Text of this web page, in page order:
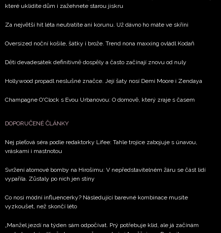
které uklidíte dům i zažehnete starou jiskru
Za největší hit léta neutratíte ani korunu. Už dávno ho máte ve skříni
Oversized noční košile, šátky i brože. Trend nona maxxing ovládl Kodaň
Děti devadesátek definitivně dospěly a často začínají znovu od nuly
Hollywood propadl neslušné značce. Její šaty nosí Demi Moore i Zendaya
Champagne O'Clock s Evou Urbanovou: O domově, který zraje s časem
DOPORUČENÉ ČLÁNKY
Nej pleťová séra podle redaktorky Lifee: Tahle trojice zabojuje s únavou,
vráskami i mastnotou
Svržení atomové bomby na Hirošimu: V nepředstavitelném žáru se část lidí
vypařila. Zůstaly po nich jen stíny
Co nosí módní influencerky? Následující barevné kombinace musíte
vyzkoušet, než skončí léto
„Manžel jezdí na týden sám odpočívat. Prý potřebuje klid, ale já začínám